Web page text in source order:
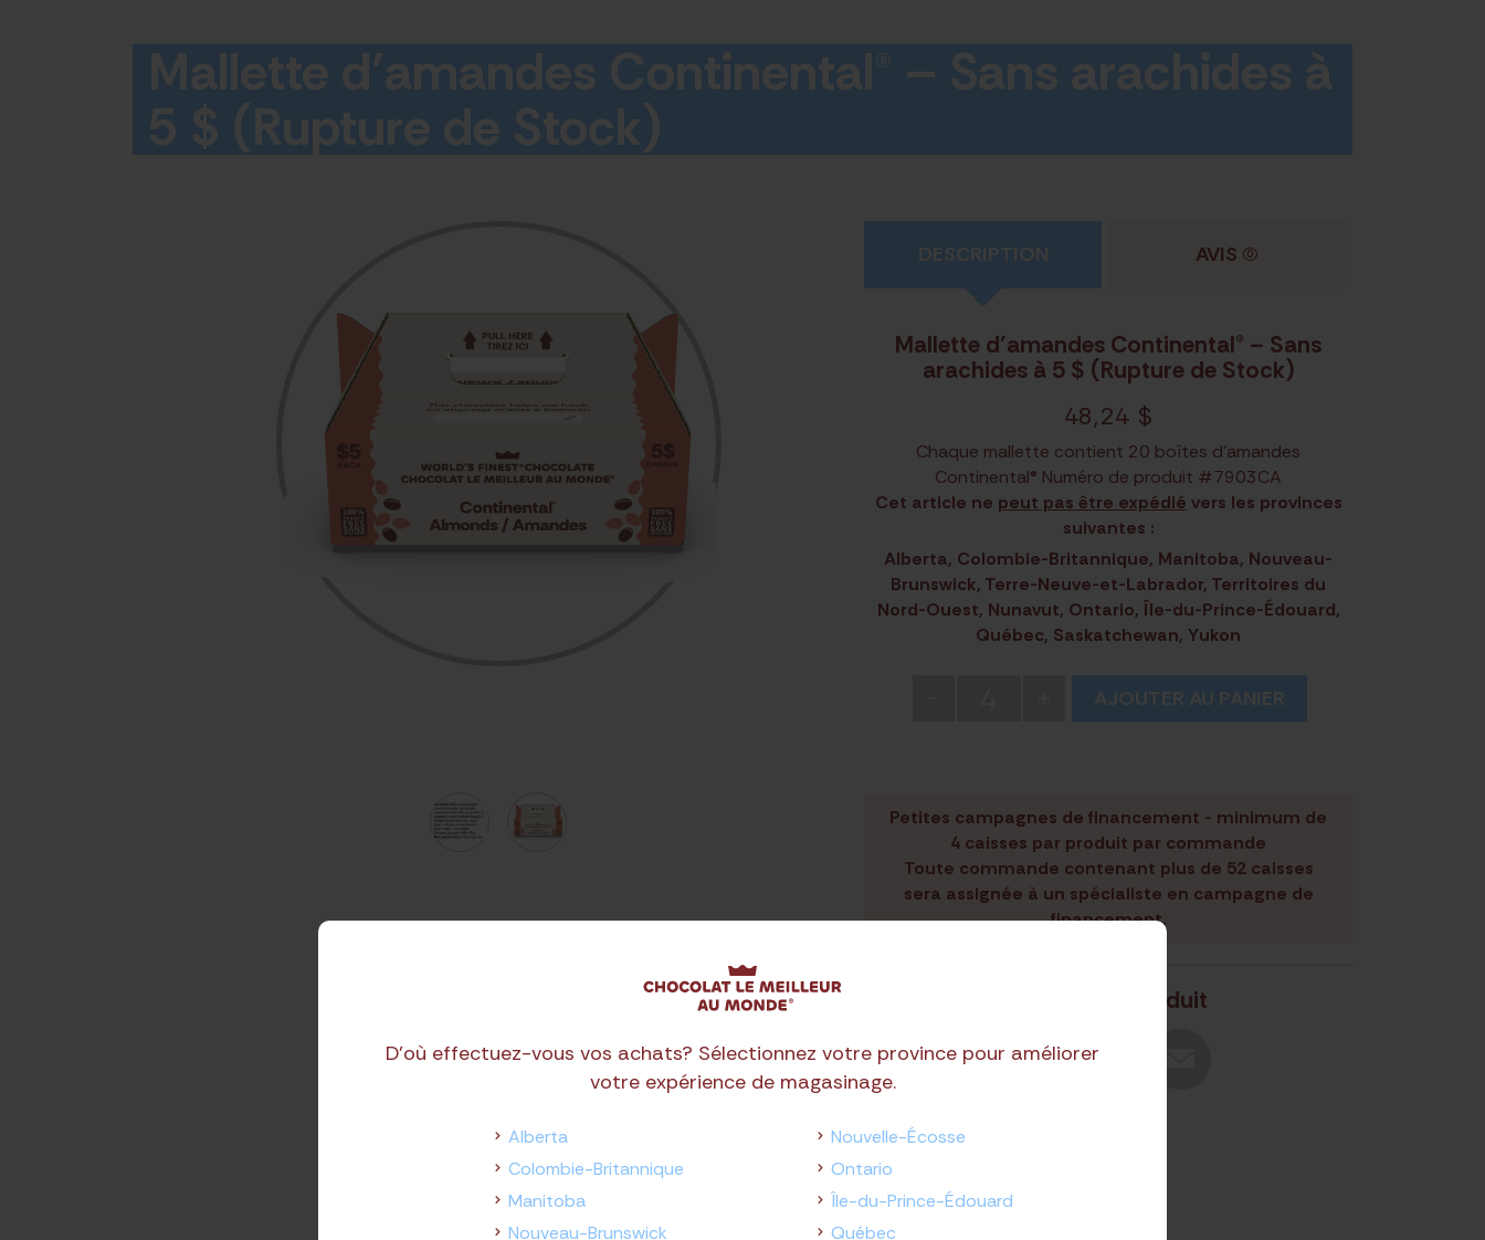
D'où effectuez-vous vos achats? Sélectionnez votre province pour améliorer
votre expérience de magasinage.
Alberta
Colombie-Britannique
Manitoba
Nouveau-Brunswick
Nouvelle-Écosse
Ontario
Île-du-Prince-Édouard
Québec
Mallette d’amandes Continental® – Sans arachides à
5 $ (Rupture de Stock)
DESCRIPTION AVIS (0)
Mallette d’amandes Continental® – Sans
arachides à 5 $ (Rupture de Stock)
48,24 $
Chaque mallette contient 20 boîtes d’amandes
Continental® Numéro de produit #7903CA
Cet article ne peut pas être expédié vers les provinces
suivantes :
Alberta, Colombie-Britannique, Manitoba, Nouveau-
Brunswick, Terre-Neuve-et-Labrador, Territoires du
Nord-Ouest, Nunavut, Ontario, Île-du-Prince-Édouard,
Québec, Saskatchewan, Yukon
AJOUTER AU PANIER
Petites campagnes de financement - minimum de
4 caisses par produit par commande
Toute commande contenant plus de 52 caisses
sera assignée à un spécialiste en campagne de
financement.
Partager le produit